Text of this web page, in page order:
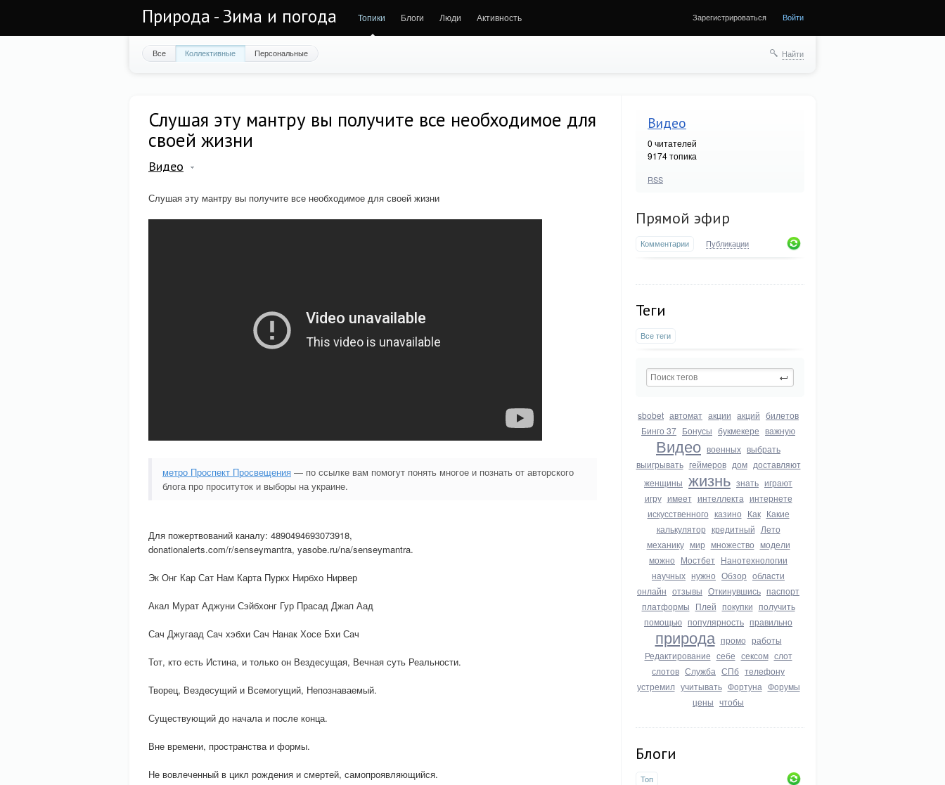
Природа - Зима и погода Топики Блоги Люди Активность Зарегистрироваться Войти
Все Коллективные Персональные Найти
Видео
0 читателей
9174 топика
RSS
Прямой эфир
Комментарии Публикации
Теги
Все теги
sbobet автомат акции акций билетов
Бинго 37 Бонусы букмекере важную
Видео военных выбрать
выигрывать геймеров дом доставляют
женщины жизнь знать играют
игру имеет интеллекта интернете
искусственного казино Как Какие
калькулятор кредитный Лето
механику мир множество модели
можно Мостбет Нанотехнологии
научных нужно Обзор области
онлайн отзывы Откинувшись паспорт
платформы Плей покупки получить
помощью популярность правильно
природа промо работы
Редактирование себе сексом слот
слотов Служба СПб телефону
устремил учитывать Фортуна Форумы
цены чтобы
Блоги
Топ
Слушая эту мантру вы получите все необходимое для
своей жизни
Видео
Слушая эту мантру вы получите все необходимое для своей жизни
метро Проспект Просвещения — по ссылке вам помогут понять многое и познать от авторского
блога про проситуток и выборы на украине.
Для пожертвований каналу: 4890494693073918,
donationalerts.com/r/senseymantra, yasobe.ru/na/senseymantra.
Эк Онг Кар Сат Нам Карта Пуркх Нирбхо Нирвер
Акал Мурат Аджуни Сэйбхонг Гур Прасад Джап Аад
Сач Джугаад Сач хэбхи Сач Нанак Хосе Бхи Сач
Тот, кто есть Истина, и только он Вездесущая, Вечная суть Реальности.
Творец, Вездесущий и Всемогущий, Непознаваемый.
Существующий до начала и после конца.
Вне времени, пространства и формы.
Не вовлеченный в цикл рождения и смертей, самопроявляющийся.